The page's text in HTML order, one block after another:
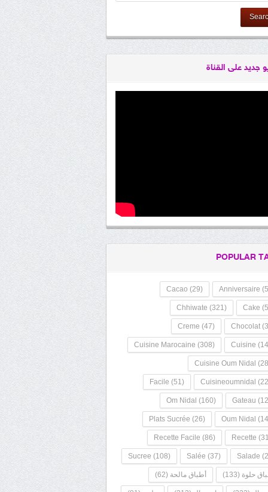
جديد على القناة
POPULAR
Anniversaire
Cacao (29)
Cake
Chhiwate (321)
Chocolat
Creme (47)
Cuisine
Cuisine Marocaine (308)
Cuisine Oum Nidal
Cuisineoumnidal
Facile (51)
Gateau
Om Nidal (160)
Oum Nidal
Plats Sucrée (26)
Recette
Recette Facile (86)
Salade
Salée (37)
Sucree (108)
حلوة (133) أطباق مالحة (62)